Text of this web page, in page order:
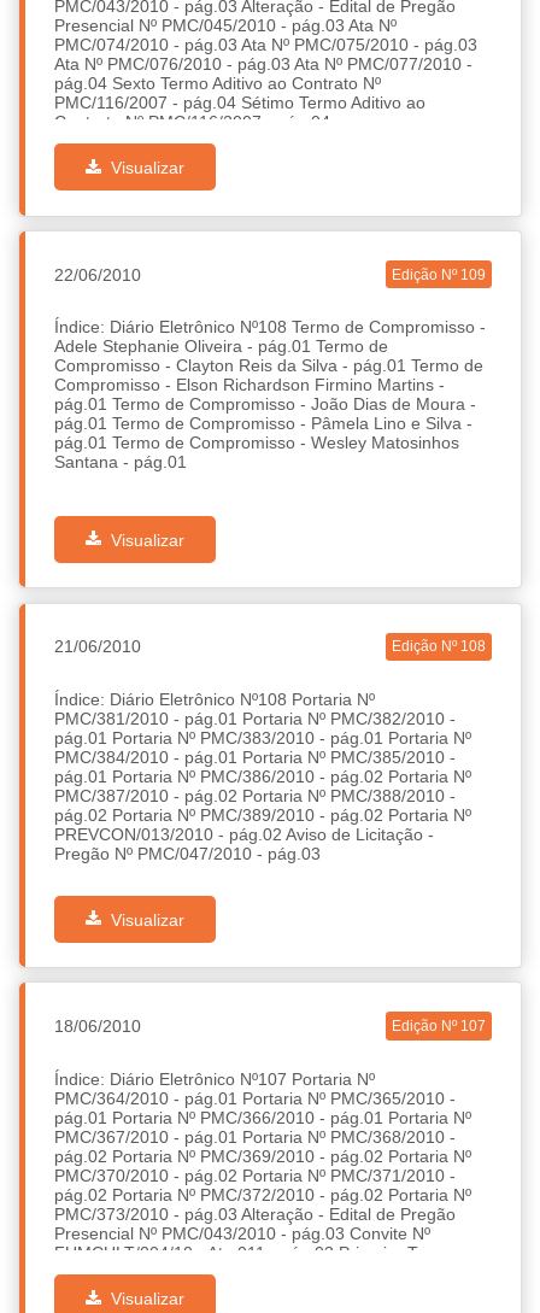
PMC/043/2010 - pág.03 Alteração - Edital de Pregão
Presencial Nº PMC/045/2010 - pág.03 Ata Nº
PMC/074/2010 - pág.03 Ata Nº PMC/075/2010 - pág.03
Ata Nº PMC/076/2010 - pág.03 Ata Nº PMC/077/2010 -
pág.04 Sexto Termo Aditivo ao Contrato Nº
PMC/116/2007 - pág.04 Sétimo Termo Aditivo ao
Contrato Nº PMC/116/2007 - pág.04
Visualizar
22/06/2010 Edição Nº 109
Índice: Diário Eletrônico Nº108 Termo de Compromisso -
Adele Stephanie Oliveira - pág.01 Termo de
Compromisso - Clayton Reis da Silva - pág.01 Termo de
Compromisso - Elson Richardson Firmino Martins -
pág.01 Termo de Compromisso - João Dias de Moura -
pág.01 Termo de Compromisso - Pâmela Lino e Silva -
pág.01 Termo de Compromisso - Wesley Matosinhos
Santana - pág.01
Visualizar
21/06/2010 Edição Nº 108
Índice: Diário Eletrônico Nº108 Portaria Nº
PMC/381/2010 - pág.01 Portaria Nº PMC/382/2010 -
pág.01 Portaria Nº PMC/383/2010 - pág.01 Portaria Nº
PMC/384/2010 - pág.01 Portaria Nº PMC/385/2010 -
pág.01 Portaria Nº PMC/386/2010 - pág.02 Portaria Nº
PMC/387/2010 - pág.02 Portaria Nº PMC/388/2010 -
pág.02 Portaria Nº PMC/389/2010 - pág.02 Portaria Nº
PREVCON/013/2010 - pág.02 Aviso de Licitação -
Pregão Nº PMC/047/2010 - pág.03
Visualizar
18/06/2010 Edição Nº 107
Índice: Diário Eletrônico Nº107 Portaria Nº
PMC/364/2010 - pág.01 Portaria Nº PMC/365/2010 -
pág.01 Portaria Nº PMC/366/2010 - pág.01 Portaria Nº
PMC/367/2010 - pág.01 Portaria Nº PMC/368/2010 -
pág.02 Portaria Nº PMC/369/2010 - pág.02 Portaria Nº
PMC/370/2010 - pág.02 Portaria Nº PMC/371/2010 -
pág.02 Portaria Nº PMC/372/2010 - pág.02 Portaria Nº
PMC/373/2010 - pág.03 Alteração - Edital de Pregão
Presencial Nº PMC/043/2010 - pág.03 Convite Nº
FUMCULT/004/10 - Ata 011 - pág.03 Primeiro Termo
Aditivo ao Convênio Nº 168/09 - pág.03 Decreto Nº 5.096
- pág.03 Decreto Nº 5.097 - pág.04
Visualizar